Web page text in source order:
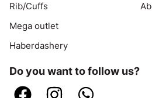
Rib/Cuffs
Mega outlet
Haberdashery
Do you want to follow us?